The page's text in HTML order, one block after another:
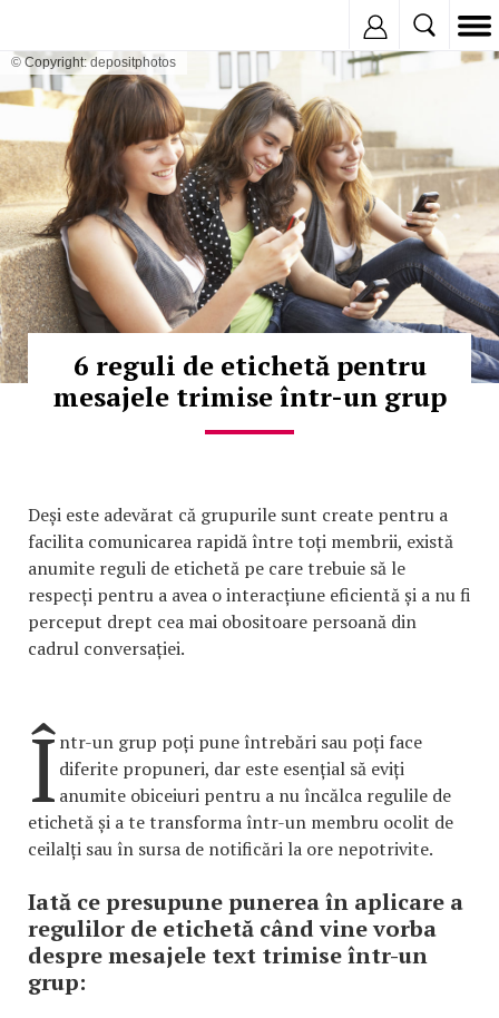
© Copyright: depositphotos
6 reguli de etichetă pentru
mesajele trimise într-un grup
Deși este adevărat că grupurile sunt create pentru a
facilita comunicarea rapidă între toți membrii, există
anumite reguli de etichetă pe care trebuie să le
respecți pentru a avea o interacțiune eficientă și a nu fi
perceput drept cea mai obositoare persoană din
cadrul conversației.
Într-un grup poți pune întrebări sau poți face
diferite propuneri, dar este esențial să eviți
anumite obiceiuri pentru a nu încălca regulile de
etichetă și a te transforma într-un membru ocolit de
ceilalți sau în sursa de notificări la ore nepotrivite.
Iată ce presupune punerea în aplicare a
regulilor de etichetă când vine vorba
despre mesajele text trimise într-un
grup: